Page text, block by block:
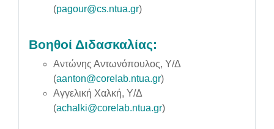
(pagour@cs.ntua.gr)
Βοηθοί Διδασκαλίας:
Αντώνης Αντωνόπουλος, Υ/Δ
(aanton@corelab.ntua.gr)
Αγγελική Χαλκή, Υ/Δ
(achalki@corelab.ntua.gr)